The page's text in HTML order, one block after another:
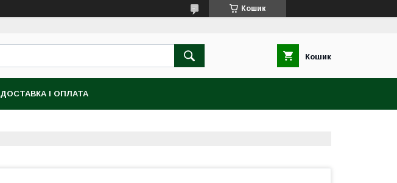
Кошик
Кошик
ДОСТАВКА І ОПЛАТА